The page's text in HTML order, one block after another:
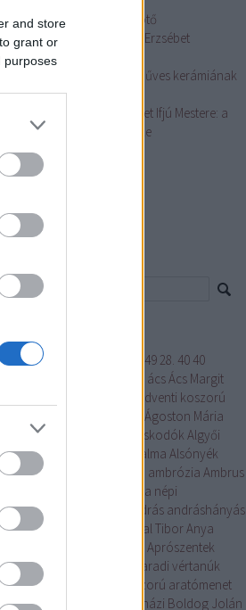
and store
grant or
purposes
fej ékessége a főkötő
Szakmai Nap Dr. Györgyi Erzsébet
Mária fazekas: A kézműves kerámiának
van
Zsuzsanna Népművészet Ifjú Mestere: a
az életünk fontos része
...
megjeleníthető elem.
KÉZMŰVES REMEK" 1849 28. 40 40
ácsÁcs Margit
adventi koszorú
Ágoston Mária
Ajakalakoskodás alakoskodók Algyői
Műhely
alma Alsónyék
alulhajtós szélmalom ambrózia Ambrus
Ament Éva népi
András andráshányás
angyali Antal TiborAnya
Aprószentek
aradi vértanúk
aratás aratókoszorú aratómenet
árnika
Árpádházi Boldog Jolán